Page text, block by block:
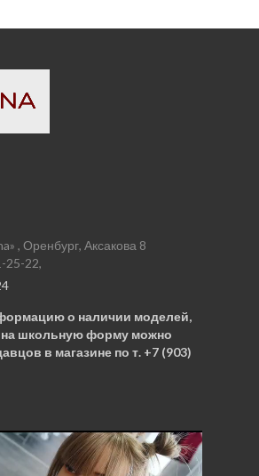
, Оренбург, Аксакова 8
25-22,
о наличии моделей,
на школьную форму можно
в магазине по т. +7 (903)